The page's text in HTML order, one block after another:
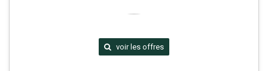
voir les offres